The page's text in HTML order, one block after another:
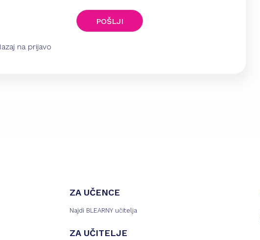
POŠLJI
na prijavo
ZA UČENCE
Najdi BLEARNY učitelja
ZA UČITELJE